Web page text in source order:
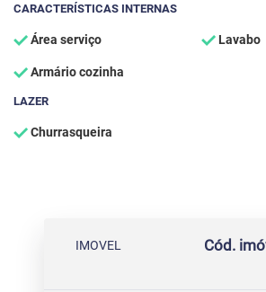
CARACTERÍSTICAS INTERNAS
Área serviço Lavabo
Armário cozinha
LAZER
Churrasqueira
IMOVEL Cód.